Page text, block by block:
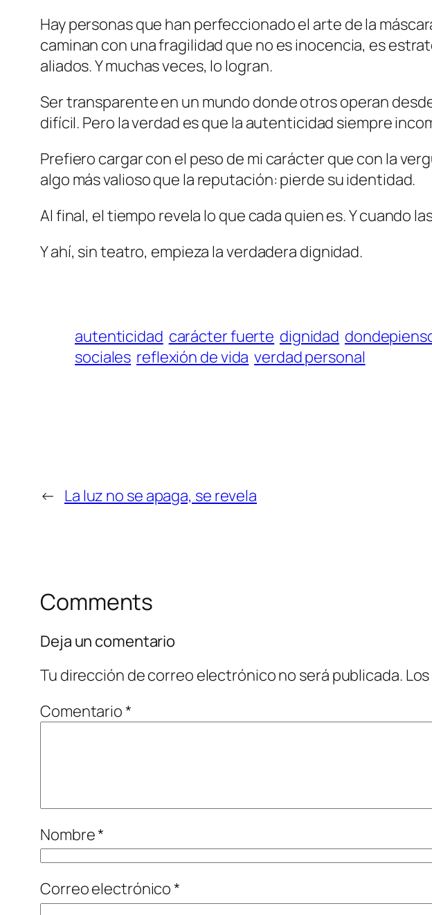
Hay personas que han perfeccionado el arte de la
caminan con una fragilidad que no es inocencia, es
aliados. Y muchas veces, lo logran.
Ser transparente en un mundo donde otros operan
difícil. Pero la verdad es que la autenticidad siempre
Prefiero cargar con el peso de mi carácter que con la
algo más valioso que la reputación: pierde su identidad.
Al final, el tiempo revela lo que cada quien es. Y cuando
Y ahí, sin teatro, empieza la verdadera dignidad.
autenticidad carácter fuerte dignidad
sociales reflexión de vida verdad personal
← La luz no se apaga, se revela
Comments
Deja un comentario
Tu dirección de correo electrónico no será publicada.
Comentario*
Nombre*
Correo electrónico*